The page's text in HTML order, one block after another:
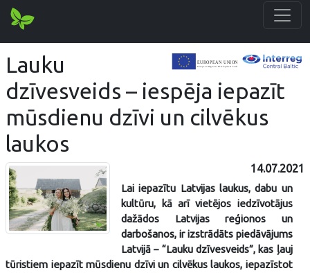
Lauku
dzīvesveids – iespēja iepazīt
mūsdienu dzīvi un cilvēkus
laukos
14.07.2021
Lai iepazītu Latvijas laukus, dabu un
kultūru, kā arī vietējos iedzīvotājus
dažādos Latvijas reģionos un
darbošanos, ir izstrādāts piedāvājums
Latvijā – “Lauku dzīvesveids”, kas ļauj
tūristiem iepazīt mūsdienu dzīvi un cilvēkus laukos, iepazīstot